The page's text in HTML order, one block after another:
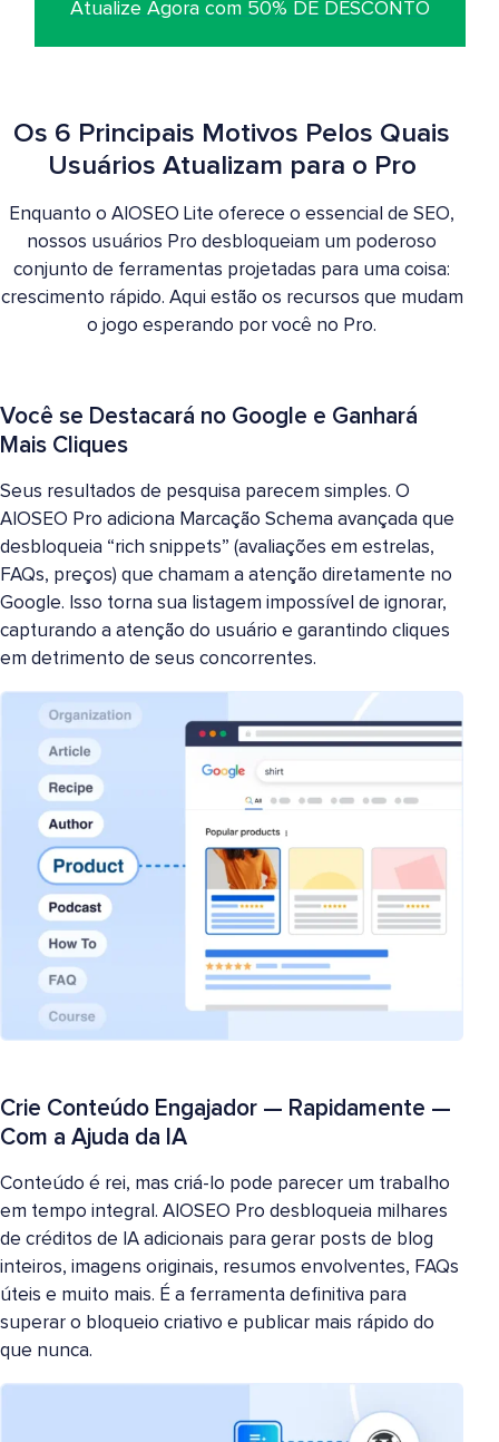
Atualize Agora com 50% DE DESCONTO
Os 6 Principais Motivos Pelos Quais
Usuários Atualizam para o Pro
Enquanto o AIOSEO Lite oferece o essencial de SEO,
nossos usuários Pro desbloqueiam um poderoso
conjunto de ferramentas projetadas para uma coisa:
crescimento rápido. Aqui estão os recursos que mudam
o jogo esperando por você no Pro.
Você se Destacará no Google e Ganhará
Mais Cliques
Seus resultados de pesquisa parecem simples. O
AIOSEO Pro adiciona Marcação Schema avançada que
desbloqueia “rich snippets” (avaliações em estrelas,
FAQs, preços) que chamam a atenção diretamente no
Google. Isso torna sua listagem impossível de ignorar,
capturando a atenção do usuário e garantindo cliques
em detrimento de seus concorrentes.
Crie Conteúdo Engajador — Rapidamente —
Com a Ajuda da IA
Conteúdo é rei, mas criá-lo pode parecer um trabalho
em tempo integral. AIOSEO Pro desbloqueia milhares
de créditos de IA adicionais para gerar posts de blog
inteiros, imagens originais, resumos envolventes, FAQs
úteis e muito mais. É a ferramenta definitiva para
superar o bloqueio criativo e publicar mais rápido do
que nunca.